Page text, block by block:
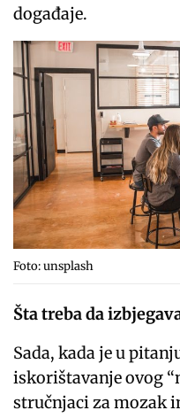
događaje.
Foto: unsplash
Šta treba da
Sada, kada je u
iskorištavanje ovog
stručnjaci za mozak